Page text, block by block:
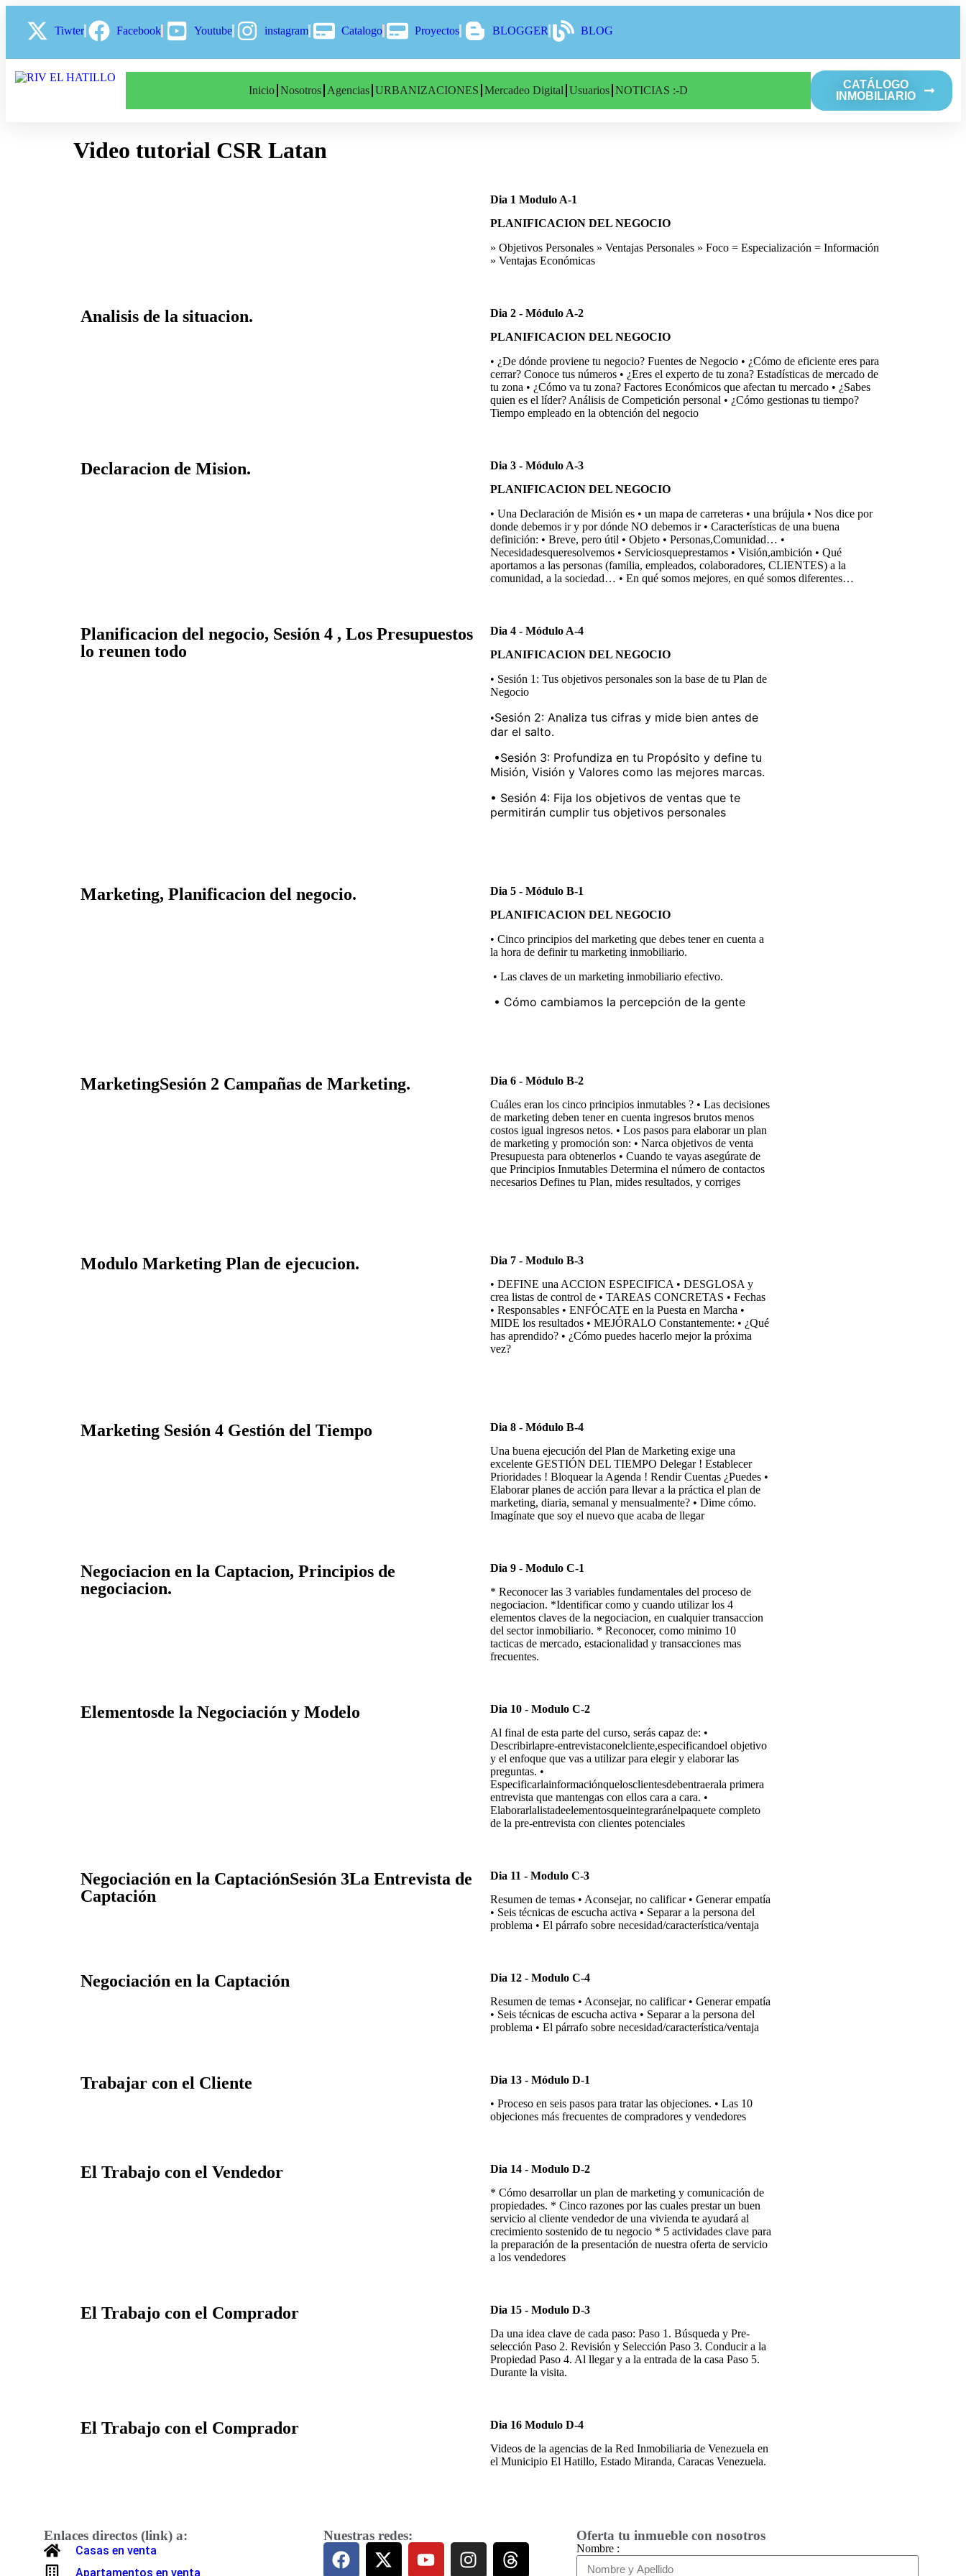
Tiwter Facebook Youtube instagram Catalogo Proyectos BLOGGER BLOG
Inicio Nosotros Agencias URBANIZACIONES Mercadeo Digital Usuarios NOTICIAS :-D
CATÁLOGO
INMOBILIARIO
Video tutorial CSR Latan
Dia 1 Modulo A-1
PLANIFICACION DEL NEGOCIO
» Objetivos Personales » Ventajas Personales » Foco = Especialización = Información
» Ventajas Económicas
Analisis de la situacion.
Dia 2 - Módulo A-2
PLANIFICACION DEL NEGOCIO
• ¿De dónde proviene tu negocio? Fuentes de Negocio • ¿Cómo de eficiente eres para
cerrar? Conoce tus números • ¿Eres el experto de tu zona? Estadísticas de mercado de
tu zona • ¿Cómo va tu zona? Factores Económicos que afectan tu mercado • ¿Sabes
quien es el líder? Análisis de Competición personal • ¿Cómo gestionas tu tiempo?
Tiempo empleado en la obtención del negocio
Declaracion de Mision.
Dia 3 - Módulo A-3
PLANIFICACION DEL NEGOCIO
• Una Declaración de Misión es • un mapa de carreteras • una brújula • Nos dice por
donde debemos ir y por dónde NO debemos ir • Características de una buena
definición: • Breve, pero útil • Objeto • Personas,Comunidad… •
Necesidadesqueresolvemos • Serviciosqueprestamos • Visión,ambición • Qué
aportamos a las personas (familia, empleados, colaboradores, CLIENTES) a la
comunidad, a la sociedad… • En qué somos mejores, en qué somos diferentes…
Planificacion del negocio, Sesión 4 , Los Presupuestos
lo reunen todo
Dia 4 - Módulo A-4
PLANIFICACION DEL NEGOCIO
• Sesión 1: Tus objetivos personales son la base de tu Plan de
Negocio
•Sesión 2: Analiza tus cifras y mide bien antes de
dar el salto.
•Sesión 3: Profundiza en tu Propósito y define tu
Misión, Visión y Valores como las mejores marcas.
• Sesión 4: Fija los objetivos de ventas que te
permitirán cumplir tus objetivos personales
Marketing, Planificacion del negocio.
Dia 5 - Módulo B-1
PLANIFICACION DEL NEGOCIO
• Cinco principios del marketing que debes tener en cuenta a
la hora de definir tu marketing inmobiliario.
• Las claves de un marketing inmobiliario efectivo.
• Cómo cambiamos la percepción de la gente
MarketingSesión 2 Campañas de Marketing.
Dia 6 - Módulo B-2
Cuáles eran los cinco principios inmutables ? • Las decisiones
de marketing deben tener en cuenta ingresos brutos menos
costos igual ingresos netos. • Los pasos para elaborar un plan
de marketing y promoción son: • Narca objetivos de venta
Presupuesta para obtenerlos • Cuando te vayas asegúrate de
que Principios Inmutables Determina el número de contactos
necesarios Defines tu Plan, mides resultados, y corriges
Modulo Marketing Plan de ejecucion.
Dia 7 - Modulo B-3
• DEFINE una ACCION ESPECIFICA • DESGLOSA y
crea listas de control de • TAREAS CONCRETAS • Fechas
• Responsables • ENFÓCATE en la Puesta en Marcha •
MIDE los resultados • MEJÓRALO Constantemente: • ¿Qué
has aprendido? • ¿Cómo puedes hacerlo mejor la próxima
vez?
Marketing Sesión 4 Gestión del Tiempo
Dia 8 - Módulo B-4
Una buena ejecución del Plan de Marketing exige una
excelente GESTIÓN DEL TIEMPO Delegar ! Establecer
Prioridades ! Bloquear la Agenda ! Rendir Cuentas ¿Puedes •
Elaborar planes de acción para llevar a la práctica el plan de
marketing, diaria, semanal y mensualmente? • Dime cómo.
Imagínate que soy el nuevo que acaba de llegar
Negociacion en la Captacion, Principios de
negociacion.
Dia 9 - Modulo C-1
* Reconocer las 3 variables fundamentales del proceso de
negociacion. *Identificar como y cuando utilizar los 4
elementos claves de la negociacion, en cualquier transaccion
del sector inmobiliario. * Reconocer, como minimo 10
tacticas de mercado, estacionalidad y transacciones mas
frecuentes.
Elementosde la Negociación y Modelo
Dia 10 - Modulo C-2
Al final de esta parte del curso, serás capaz de: •
Describirlapre-entrevistaconelcliente,especificandoel objetivo
y el enfoque que vas a utilizar para elegir y elaborar las
preguntas. •
Especificarlainformaciónquelosclientesdebentraerala primera
entrevista que mantengas con ellos cara a cara. •
Elaborarlalistadeelementosqueintegraránelpaquete completo
de la pre-entrevista con clientes potenciales
Negociación en la CaptaciónSesión 3La Entrevista de
Captación
Dia 11 - Modulo C-3
Resumen de temas • Aconsejar, no calificar • Generar empatía
• Seis técnicas de escucha activa • Separar a la persona del
problema • El párrafo sobre necesidad/característica/ventaja
Negociación en la Captación
Dia 12 - Modulo C-4
Resumen de temas • Aconsejar, no calificar • Generar empatía
• Seis técnicas de escucha activa • Separar a la persona del
problema • El párrafo sobre necesidad/característica/ventaja
Trabajar con el Cliente
Dia 13 - Módulo D-1
• Proceso en seis pasos para tratar las objeciones. • Las 10
objeciones más frecuentes de compradores y vendedores
El Trabajo con el Vendedor
Dia 14 - Modulo D-2
* Cómo desarrollar un plan de marketing y comunicación de
propiedades. * Cinco razones por las cuales prestar un buen
servicio al cliente vendedor de una vivienda te ayudará al
crecimiento sostenido de tu negocio * 5 actividades clave para
la preparación de la presentación de nuestra oferta de servicio
a los vendedores
El Trabajo con el Comprador
Dia 15 - Modulo D-3
Da una idea clave de cada paso: Paso 1. Búsqueda y Pre-
selección Paso 2. Revisión y Selección Paso 3. Conducir a la
Propiedad Paso 4. Al llegar y a la entrada de la casa Paso 5.
Durante la visita.
El Trabajo con el Comprador
Dia 16 Modulo D-4
Videos de la agencias de la Red Inmobiliaria de Venezuela en
el Municipio El Hatillo, Estado Miranda, Caracas Venezuela.
Enlaces directos (link) a:
Casas en venta
Apartamentos en venta
Nuestras redes: Oferta tu inmueble con nosotros
Nombre :